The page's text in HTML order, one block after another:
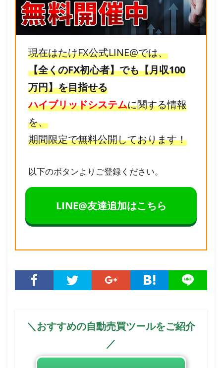
現在はたけFX公式LINE@では、
【全くのFX初心者】でも【月収100
万円】を目指せる
ハイブリッドシステムに関する情報
を、
期間限定で無料公開しております！
以下のボタンよりご登録ください。
LINE@友達追加はこちら
＼おすすめの自動売買ツールをご紹介
／